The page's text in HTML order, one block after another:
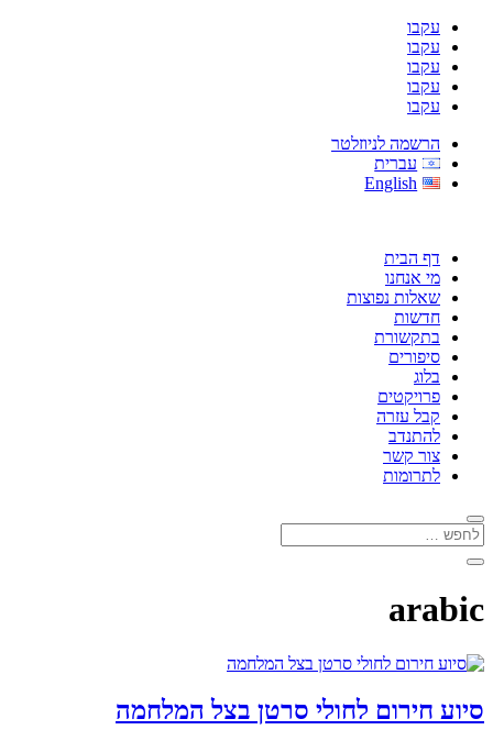
עקבו
עקבו
עקבו
עקבו
עקבו
הרשמה לניוזלטר
עברית
English
דף הבית
מי אנחנו
שאלות נפוצות
חדשות
בתקשורת
סיפורים
בלוג
פרויקטים
קבל עזרה
להתנדב
צור קשר
לתרומות
arabic
סיוע חירום לחולי סרטן בצל המלחמה